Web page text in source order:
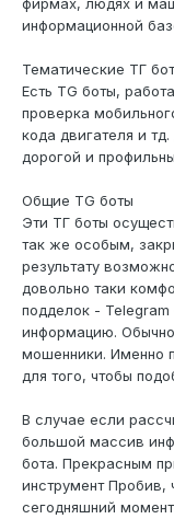
фирмах, людях и
информационной
Тематические ТГ
Есть TG боты,
проверка
кода двигателя и
дорогой и
Общие TG боты
Эти ТГ боты
так же особым,
результату
довольно таки
подделок -
информацию.
мошенники. Именно
для того, чтобы
В случае если
большой массив
бота. Прекрасным
инструмент Пробив,
сегодняшний момент